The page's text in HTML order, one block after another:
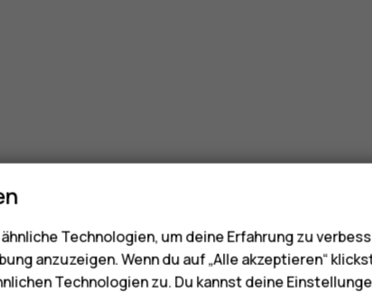
Technologien, um deine Erfahrung zu
anzuzeigen. Wenn du auf „Alle akzeptieren“
Technologien zu. Du kannst deine